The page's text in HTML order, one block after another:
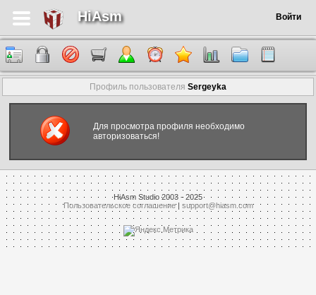
HiAsm Войти
Профиль пользователя Sergeyka
Для просмотра профиля необходимо
авторизоваться!
HiAsm Studio 2003 - 2025
Пользовательское соглашение| support@hiasm.com